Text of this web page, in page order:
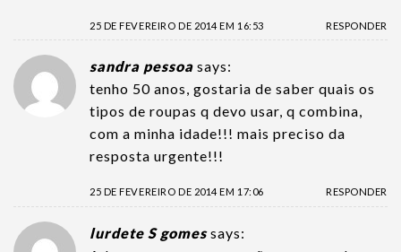
25 DE FEVEREIRO DE 2014 EM 16:53 RESPONDER
sandra pessoa says:
tenho 50 anos, gostaria de saber quais os
tipos de roupas q devo usar, q combina,
com a minha idade!!! mais preciso da
resposta urgente!!!
25 DE FEVEREIRO DE 2014 EM 17:06 RESPONDER
lurdete S gomes says: